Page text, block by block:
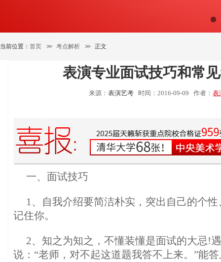
当前位置： 首页 >> 考点解析 >> 正文
表演专业面试技巧和常
来源：表演艺考 时间：2016-09-09 作者：表
一、面试技巧
1、自我介绍要简洁朴实，突出自己的个
记住你。
2、知之为知之，不懂装懂是面试的大忌!
说：“老师，对不起这道题我答不上来。”能